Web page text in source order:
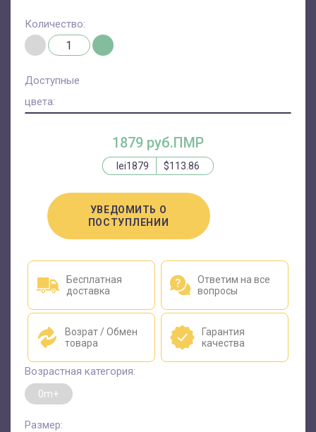
1879 руб.ПМР
lei1879 $113.86
УВЕДОМИТЬ О
ПОСТУПЛЕНИИ
Количество:
Доступные
цвета:
Бесплатная
доставка
Ответим на все
вопросы
Возрат / Обмен
товара
Гарантия
качества
Возрастная категория:
0m+
Размер: